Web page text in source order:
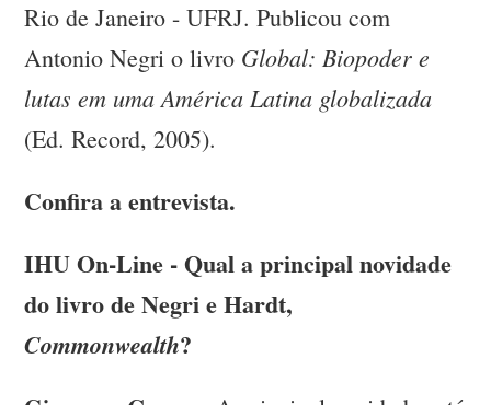
Rio de Janeiro - UFRJ. Publicou com
Antonio Negri o livro Global: Biopoder e
lutas em uma América Latina globalizada
(Ed. Record, 2005).
Confira a entrevista.
IHU On-Line - Qual a principal novidade
do livro de Negri e Hardt,
Commonwealth?